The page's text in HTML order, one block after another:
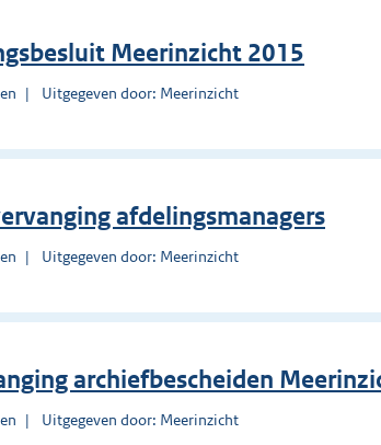
Meerinzicht 2015
Uitgegeven door: Meerinzicht
afdelingsmanagers
Uitgegeven door: Meerinzicht
archiefbescheiden
Uitgegeven door: Meerinzicht